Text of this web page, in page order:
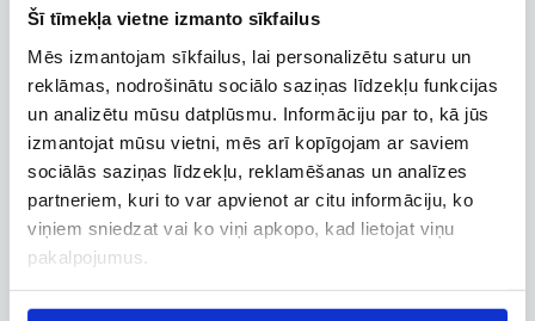
Šī tīmekļa vietne izmanto sīkfailus
Mēs izmantojam sīkfailus, lai personalizētu saturu un
reklāmas, nodrošinātu sociālo saziņas līdzekļu funkcijas
un analizētu mūsu datplūsmu. Informāciju par to, kā jūs
izmantojat mūsu vietni, mēs arī kopīgojam ar saviem
sociālās saziņas līdzekļu, reklamēšanas un analīzes
partneriem, kuri to var apvienot ar citu informāciju, ko
viņiem sniedzat vai ko viņi apkopo, kad lietojat viņu
pakalpojumus.
Biznesa konts
Biznesa, dienesta un
darbatvaļinājuma lidojumu
rezervācija
Lidojuma izsekošana
Lidojuma statusa un citas aktuālās